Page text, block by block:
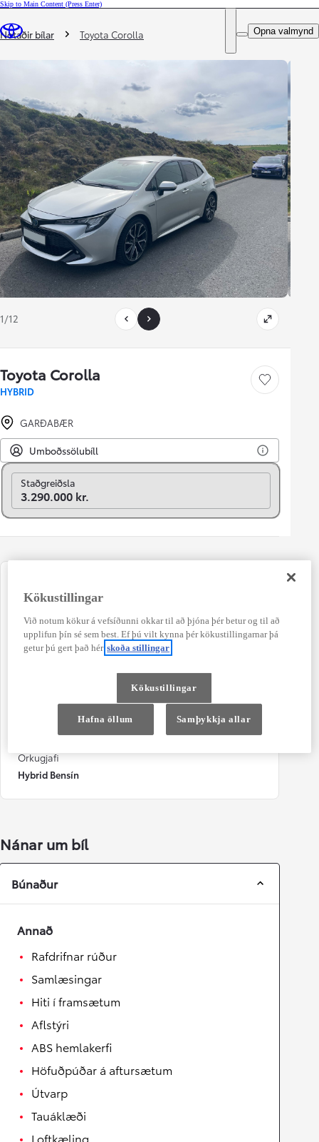
Skip to Main Content (Press Enter)
DEALER NAME
Opna valmynd
Þú ert hér
Notaðir bílar Toyota Corolla
1/12
Toyota Corolla
HYBRID
Vista bíl
GARÐABÆR
Umboðssölubíll
Breyta í mánaðarlega
Staðgreiðsla
3.290.000 kr.
Stallbakur
Kílómetrastaða
68.000 km
Ábyrgð
Ekki BNB ábyrgð
Dyr
4
Blandaður akstur Co2
111 g/km
Orkugjafi
Hybrid Bensín
Nánar um bíl
Búnaður
Annað
Rafdrifnar rúður
Samlæsingar
Hiti í framsætum
Aflstýri
ABS hemlakerfi
Höfuðpúðar á aftursætum
Útvarp
Tauáklæði
Loftkæling
Kökustillingar
Við notum kökur á vefsíðunni okkar til að þjóna þér betur og til að
upplifun þín sé sem best. Ef þú vilt kynna þér kökustillingarnar þá
getur þú gert það hér skoða stillingar
Kökustillingar
Hafna öllum Samþykkja allar